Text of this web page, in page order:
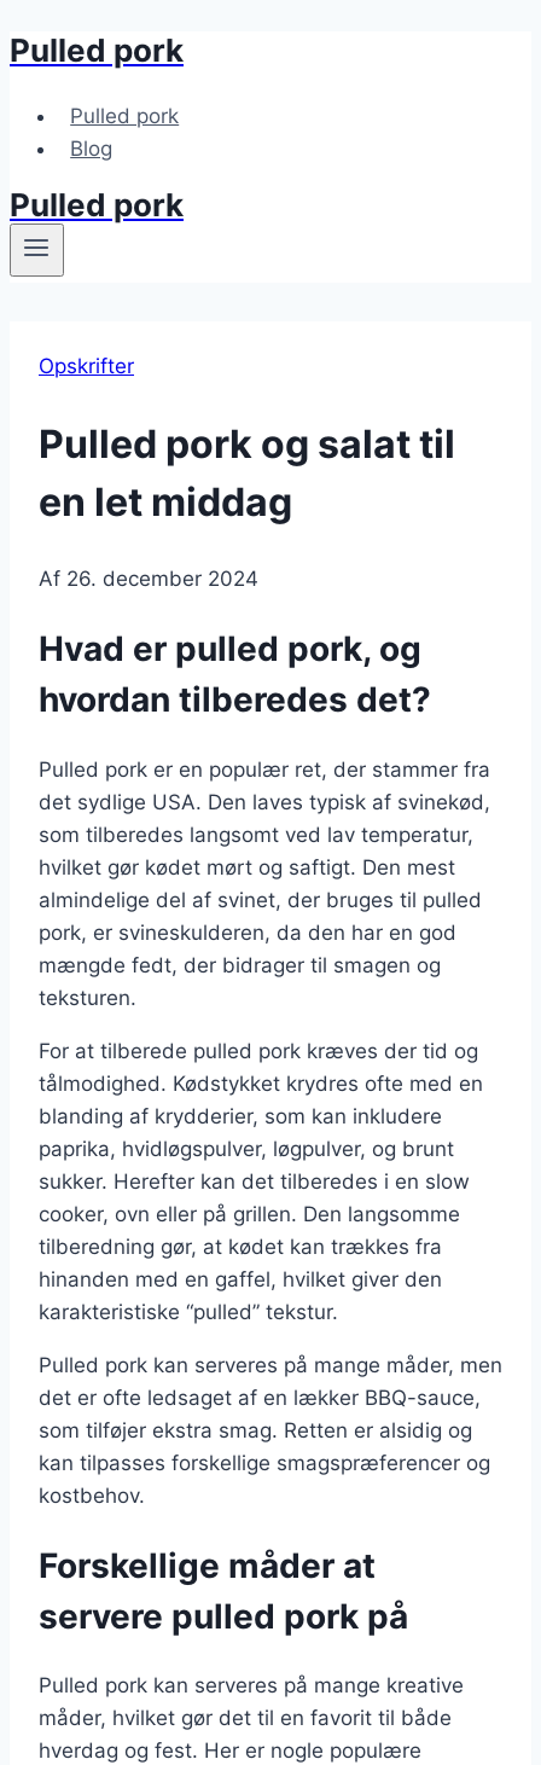
Fortsæt
indhold
Pulled pork
Pulled pork
Blog
Pulled pork
Opskrifter
Pulled pork og salat til
en let middag
Af 26. december 2024
Hvad er pulled pork, og
hvordan tilberedes det?
Pulled pork er en populær ret, der stammer fra
det sydlige USA. Den laves typisk af svinekød,
som tilberedes langsomt ved lav temperatur,
hvilket gør kødet mørt og saftigt. Den mest
almindelige del af svinet, der bruges til pulled
pork, er svineskulderen, da den har en god
mængde fedt, der bidrager til smagen og
teksturen.
For at tilberede pulled pork kræves der tid og
tålmodighed. Kødstykket krydres ofte med en
blanding af krydderier, som kan inkludere
paprika, hvidløgspulver, løgpulver, og brunt
sukker. Herefter kan det tilberedes i en slow
cooker, ovn eller på grillen. Den langsomme
tilberedning gør, at kødet kan trækkes fra
hinanden med en gaffel, hvilket giver den
karakteristiske “pulled” tekstur.
Pulled pork kan serveres på mange måder, men
det er ofte ledsaget af en lækker BBQ-sauce,
som tilføjer ekstra smag. Retten er alsidig og
kan tilpasses forskellige smagspræferencer og
kostbehov.
Forskellige måder at
servere pulled pork på
Pulled pork kan serveres på mange kreative
måder, hvilket gør det til en favorit til både
hverdag og fest. Her er nogle populære